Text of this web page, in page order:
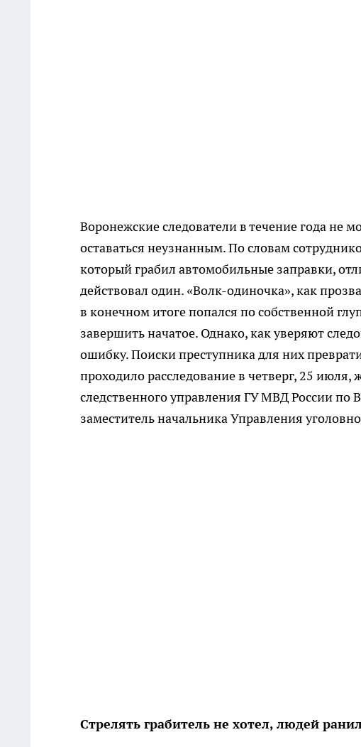
Воронежские следователи в течение года не
оставаться неузнанным. По словам
который грабил автомобильные заправки,
действовал один. «Волк-одиночка», как
в конечном итоге попался по собственной
завершить начатое. Однако, как уверяют
ошибку. Поиски преступника для них
проходило расследование в четверг, 25 июля,
следственного управления ГУ МВД России по
заместитель начальника Управления
Стрелять грабитель не хотел, людей